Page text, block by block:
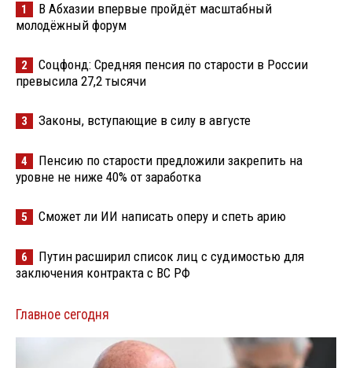
1
В Абхазии впервые пройдёт масштабный
молодёжный форум
2
Соцфонд: Средняя пенсия по старости в России
превысила 27,2 тысячи
3 Законы, вступающие в силу в августе
4
Пенсию по старости предложили закрепить на
уровне не ниже 40% от заработка
5 Сможет ли ИИ написать оперу и спеть арию
6
Путин расширил список лиц с судимостью для
заключения контракта с ВС РФ
Главное сегодня